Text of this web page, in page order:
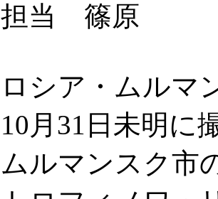
担当 篠原
ロシア・ムルマ
10月31日未明に
ムルマンスク市